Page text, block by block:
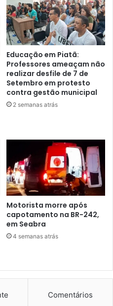
Educação em Piatã:
Professores ameaçam não
realizar desfile de 7 de
Setembro em protesto
contra gestão municipal
2 semanas atrás
Motorista morre após
capotamento na BR-242,
em Seabra
4 semanas atrás
Comentários